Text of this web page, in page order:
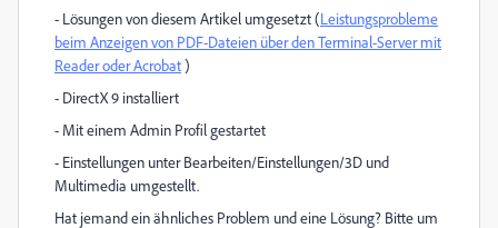
- Lösungen von diesem Artikel umgesetzt (Leistungsprobleme
beim Anzeigen von PDF-Dateien über den Terminal-Server mit
Reader oder Acrobat)
- DirectX 9 installiert
- Mit einem Admin Profil gestartet
- Einstellungen unter Bearbeiten/Einstellungen/3D und
Multimedia umgestellt.
Hat jemand ein ähnliches Problem und eine Lösung? Bitte um